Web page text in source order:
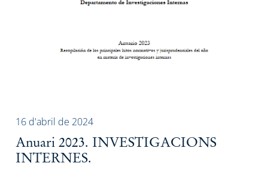
16 d'abril de 2024
Anuari 2023. INVESTIGACIONS
INTERNES.